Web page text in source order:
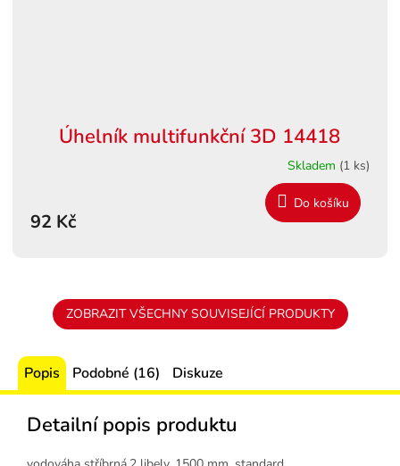
Úhelník multifunkční 3D 14418
Skladem (1 ks)
92 Kč
Do košíku
ZOBRAZIT VŠECHNY SOUVISEJÍCÍ PRODUKTY
Popis Podobné (16) Diskuze
Detailní popis produktu